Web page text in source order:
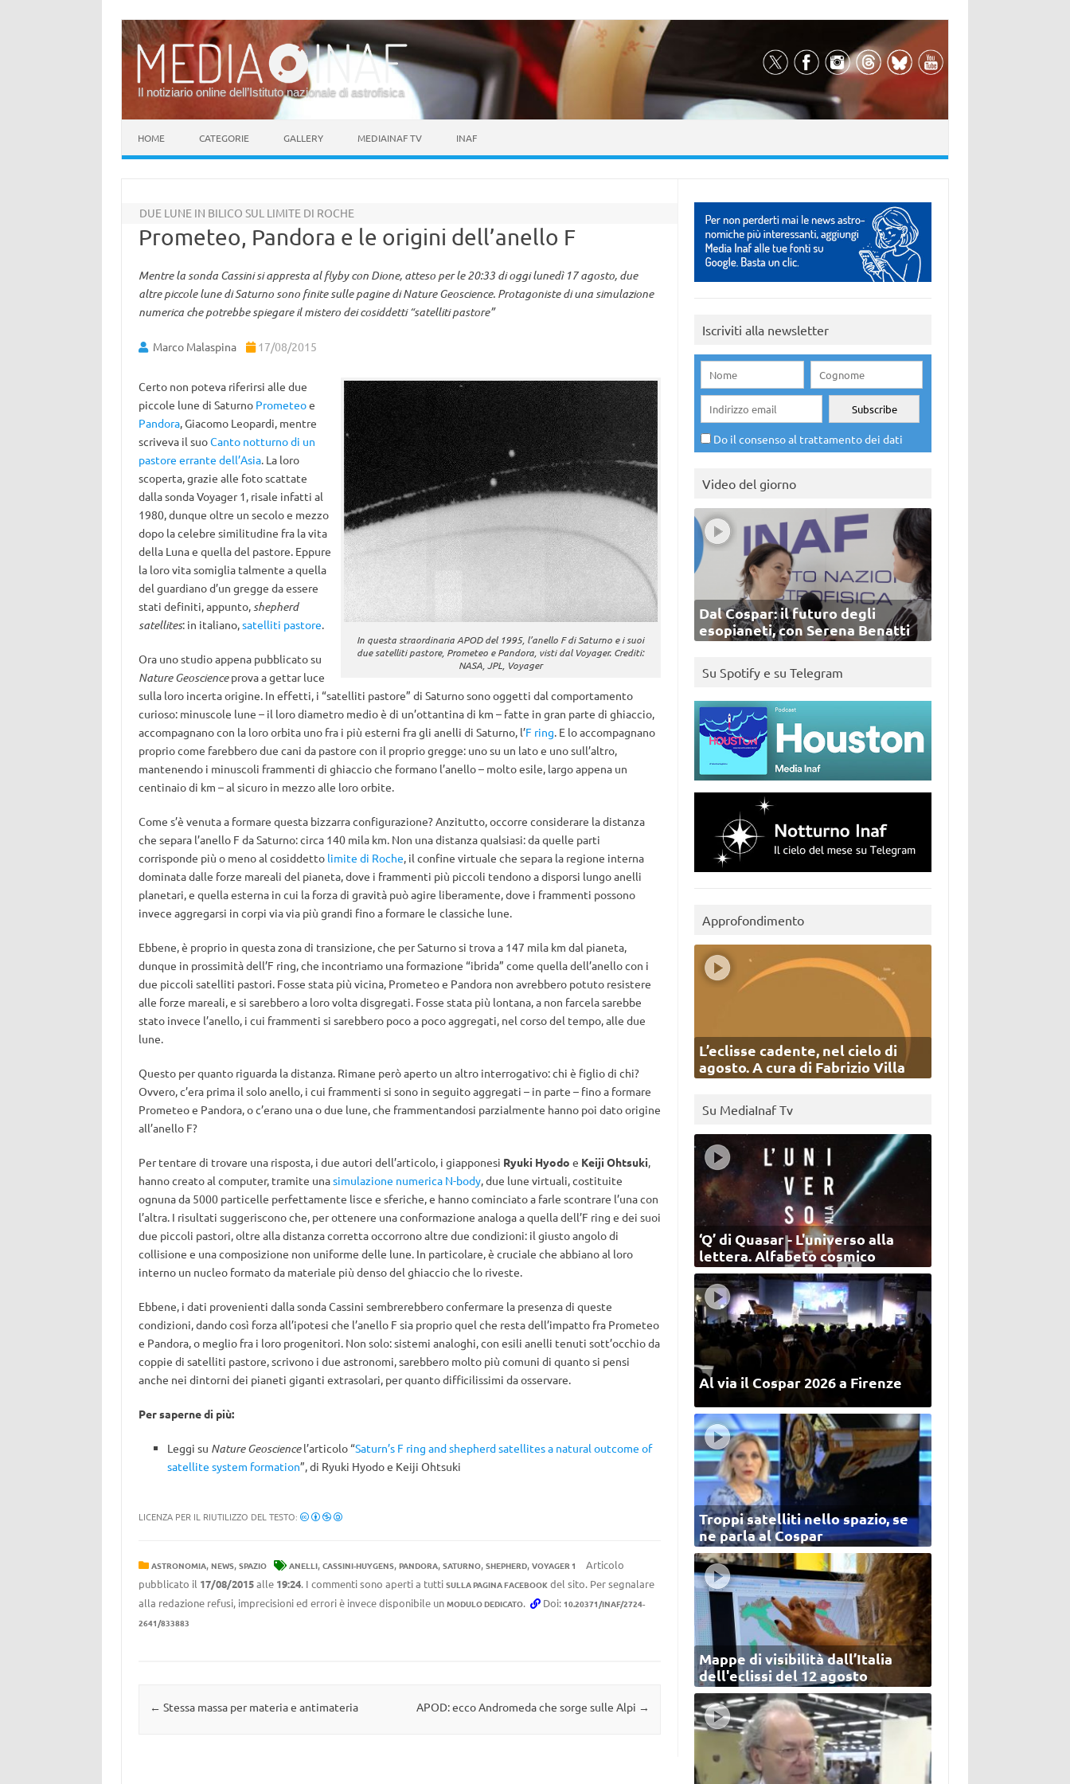
Il notiziario online dell’Istituto nazionale di astrofisica
HOME CATEGORIE GALLERY MEDIAINAF TV INAF
DUE LUNE IN BILICO SUL LIMITE DI ROCHE
Prometeo, Pandora e le origini dell’anello F
Mentre la sonda Cassini si appresta al flyby con Dione, atteso per le 20:33 di oggi lunedì 17 agosto, due
altre piccole lune di Saturno sono finite sulle pagine di Nature Geoscience. Protagoniste di una simulazione
numerica che potrebbe spiegare il mistero dei cosiddetti “satelliti pastore”
Marco Malaspina 17/08/2015
In questa straordinaria APOD del 1995, l’anello F di Saturno e i suoi
due satelliti pastore, Prometeo e Pandora, visti dal Voyager. Crediti:
NASA, JPL, Voyager
Certo non poteva riferirsi alle due
piccole lune di Saturno Prometeoe
Pandora, Giacomo Leopardi, mentre
scriveva il suoCanto notturno di un
pastore errante dell’Asia. La loro
scoperta, grazie alle foto scattate
dalla sonda Voyager 1, risale infatti al
1980, dunque oltre un secolo e mezzo
dopo la celebre similitudine fra la vita
della Luna e quella del pastore. Eppure
la loro vita somiglia talmente a quella
del guardiano d’un gregge da essere
stati definiti, appunto,shepherd
satellites: in italiano,satelliti pastore.
Ora uno studio appena pubblicato su
Nature Geoscienceprova a gettar luce
sulla loro incerta origine. In effetti, i “satelliti pastore” di Saturno sono oggetti dal comportamento
curioso: minuscole lune – il loro diametro medio è di un’ottantina di km – fatte in gran parte di ghiaccio,
accompagnano con la loro orbita uno fra i più esterni fra gli anelli di Saturno, l’F ring. E lo accompagnano
proprio come farebbero due cani da pastore con il proprio gregge: uno su un lato e uno sull’altro,
mantenendo i minuscoli frammenti di ghiaccio che formano l’anello – molto esile, largo appena un
centinaio di km – al sicuro in mezzo alle loro orbite.
Come s’è venuta a formare questa bizzarra configurazione? Anzitutto, occorre considerare la distanza
che separa l’anello F da Saturno: circa 140 mila km. Non una distanza qualsiasi: da quelle parti
corrisponde più o meno al cosiddetto limite di Roche, il confine virtuale che separa la regione interna
dominata dalle forze mareali del pianeta, dove i frammenti più piccoli tendono a disporsi lungo anelli
planetari, e quella esterna in cui la forza di gravità può agire liberamente, dove i frammenti possono
invece aggregarsi in corpi via via più grandi fino a formare le classiche lune.
Ebbene, è proprio in questa zona di transizione, che per Saturno si trova a 147 mila km dal pianeta,
dunque in prossimità dell’F ring, che incontriamo una formazione “ibrida” come quella dell’anello con i
due piccoli satelliti pastori. Fosse stata più vicina, Prometeo e Pandora non avrebbero potuto resistere
alle forze mareali, e si sarebbero a loro volta disgregati. Fosse stata più lontana, a non farcela sarebbe
stato invece l’anello, i cui frammenti si sarebbero poco a poco aggregati, nel corso del tempo, alle due
lune.
Questo per quanto riguarda la distanza. Rimane però aperto un altro interrogativo: chi è figlio di chi?
Ovvero, c’era prima il solo anello, i cui frammenti si sono in seguito aggregati – in parte – fino a formare
Prometeo e Pandora, o c’erano una o due lune, che frammentandosi parzialmente hanno poi dato origine
all’anello F?
Per tentare di trovare una risposta, i due autori dell’articolo, i giapponesi Ryuki Hyodo e Keiji Ohtsuki,
hanno creato al computer, tramite unasimulazione numerica N-body, due lune virtuali, costituite
ognuna da 5000 particelle perfettamente lisce e sferiche, e hanno cominciato a farle scontrare l’una con
l’altra. I risultati suggeriscono che, per ottenere una conformazione analoga a quella dell’F ring e dei suoi
due piccoli pastori, oltre alla distanza corretta occorrono altre due condizioni: il giusto angolo di
collisione e una composizione non uniforme delle lune. In particolare, è cruciale che abbiano al loro
interno un nucleo formato da materiale più denso del ghiaccio che lo riveste.
Ebbene, i dati provenienti dalla sonda Cassini sembrerebbero confermare la presenza di queste
condizioni, dando così forza all’ipotesi che l’anello F sia proprio quel che resta dell’impatto fra Prometeo
e Pandora, o meglio fra i loro progenitori. Non solo: sistemi analoghi, con esili anelli tenuti sott’occhio da
coppie di satelliti pastore, scrivono i due astronomi, sarebbero molto più comuni di quanto si pensi
anche nei dintorni dei pianeti giganti extrasolari, per quanto difficilissimi da osservare.
Per saperne di più:
Leggi su Nature Geosciencel’articolo “Saturn’s F ring and shepherd satellites a natural outcome of
satellite system formation”, di Ryuki Hyodo e Keiji Ohtsuki
LICENZA PER IL RIUTILIZZO DEL TESTO:
ASTRONOMIA, NEWS, SPAZIO ANELLI, CASSINI-HUYGENS, PANDORA, SATURNO, SHEPHERD, VOYAGER 1
Articolo
pubblicato il 17/08/2015alle 19:24. I commenti sono aperti a tutti SULLA PAGINA FACEBOOKdel sito. Per segnalare
alla redazione refusi, imprecisioni ed errori è invece disponibile un MODULO DEDICATO. Doi: 10.20371/INAF/2724-
2641/833883
Navigazione articolo
← Stessa massa per materia e antimateria APOD: ecco Andromeda che sorge sulle Alpi →
Iscriviti alla newsletter
Do il consenso al trattamento dei dati
Video del giorno
Dal Cospar: il futuro degli
esopianeti, con Serena Benatti
Su Spotify e su Telegram
Approfondimento
L’eclisse cadente, nel cielo di
agosto. A cura di Fabrizio Villa
Su MediaInaf Tv
‘Q’ di Quasar - L'universo alla
lettera. Alfabeto cosmico
Al via il Cospar 2026 a Firenze
Troppi satelliti nello spazio, se
ne parla al Cospar
Mappe di visibilità dall’Italia
dell'eclissi del 12 agosto